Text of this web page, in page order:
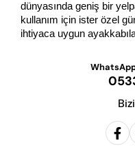
dünyasında geniş bir
kullanım için ister özel
ihtiyaca uygun